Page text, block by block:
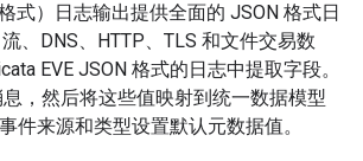
式）日志输出提供全面的 JSON 格式日
、DNS、HTTP、TLS 和文件交易数
EVE JSON 格式的日志中提取字段。
，然后将这些值映射到统一数据模型
件来源和类型设置默认元数据值。